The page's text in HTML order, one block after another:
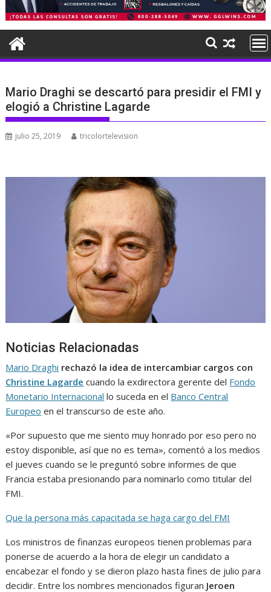
Mario Draghi se descartó para presidir el FMI y
elogió a Christine Lagarde
julio 25, 2019 tricolortelevision
Noticias Relacionadas
Mario Draghi rechazó la idea de intercambiar cargos con
Christine Lagarde cuando la exdirectora gerente del Fondo
Monetario Internacional lo suceda en el Banco Central
Europeo en el transcurso de este año.
«Por supuesto que me siento muy honrado por eso pero no
estoy disponible, así que no es tema», comentó a los medios
el jueves cuando se le preguntó sobre informes de que
Francia estaba presionando para nominarlo como titular del
FMI.
Que la persona más capacitada se haga cargo del FMI
Los ministros de finanzas europeos tienen problemas para
ponerse de acuerdo a la hora de elegir un candidato a
encabezar el fondo y se dieron plazo hasta fines de julio para
decidir. Entre los nombres mencionados figuran Jeroen